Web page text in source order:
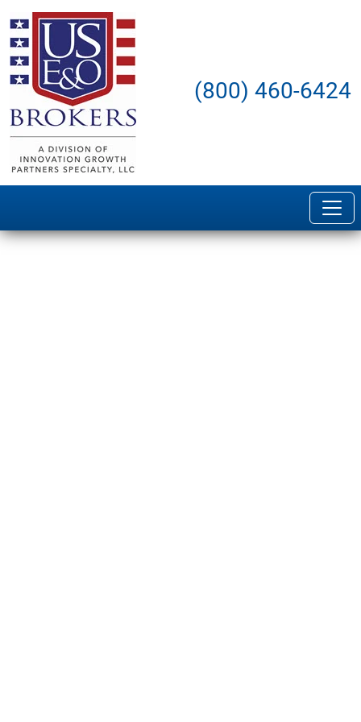
(800) 460-6424